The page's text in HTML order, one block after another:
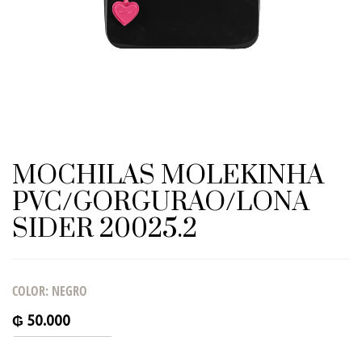
MOCHILAS MOLEKINHA
PVC/GORGURAO/LONA
SIDER 20025.2
COLOR: NEGRO
₲ 50.000